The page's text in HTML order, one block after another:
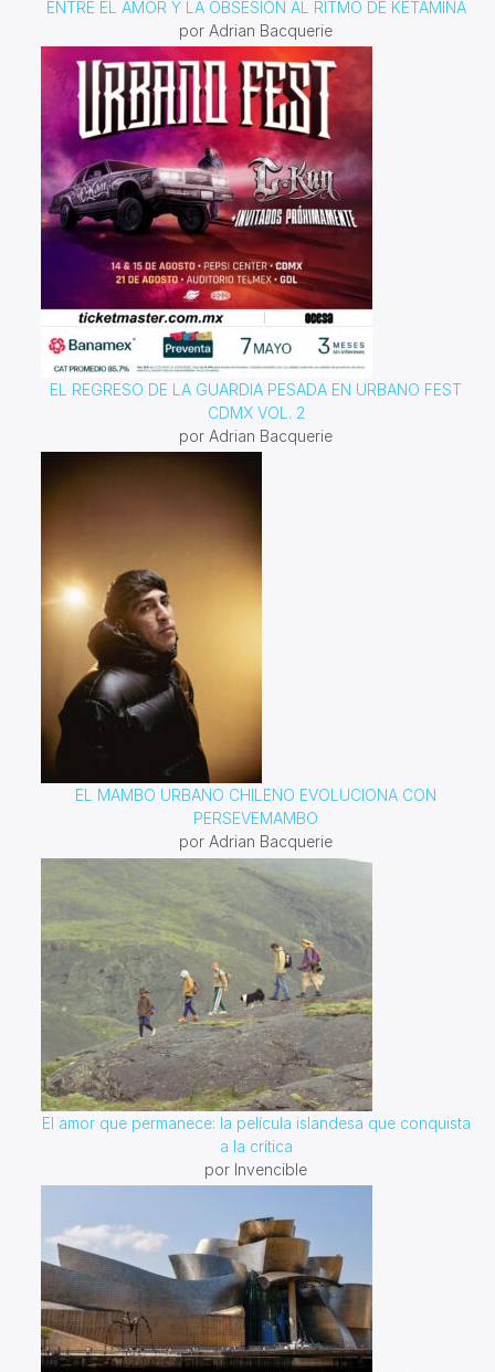
ENTRE EL AMOR Y LA OBSESIÓN AL RITMO DE KETAMINA
por Adrian Bacquerie
EL REGRESO DE LA GUARDIA PESADA EN URBANO FEST
CDMX VOL. 2
por Adrian Bacquerie
EL MAMBO URBANO CHILENO EVOLUCIONA CON
PERSEVEMAMBO
por Adrian Bacquerie
El amor que permanece: la película islandesa que conquista
a la crítica
por Invencible